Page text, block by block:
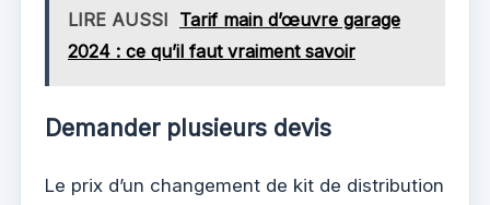
LIRE AUSSI Tarif main d’œuvre garage
2024 : ce qu’il faut vraiment savoir
Demander plusieurs devis
Le prix d’un changement de kit de distribution